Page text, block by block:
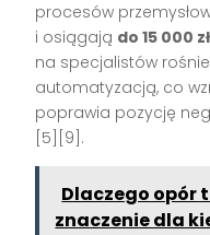
procesów
i osiągają do 15 000
na specjalistów
automatyzacją, co
poprawia pozycję
[5][9].
Dlaczego opór
znaczenie dla